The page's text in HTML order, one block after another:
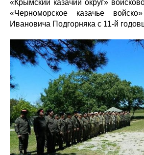
«Крымский казачий округ»
«Черноморское казачье
Ивановича Подгорняка с 11-й